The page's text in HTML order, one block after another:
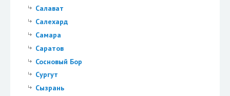
Салават
Салехард
Самара
Саратов
Сосновый Бор
Сургут
Сызрань